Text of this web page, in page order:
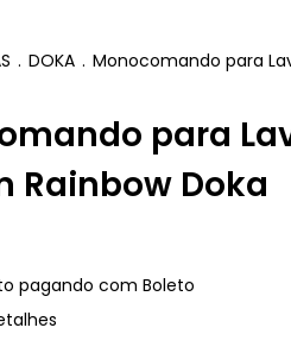
. DOKA . Monocomando para
para
Rainbow Doka
pagando com Boleto